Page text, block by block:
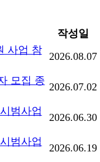
작성일
사업 참
2026.08.07
모집 종
2026.07.02
범사업
2026.06.30
범사업
2026.06.19